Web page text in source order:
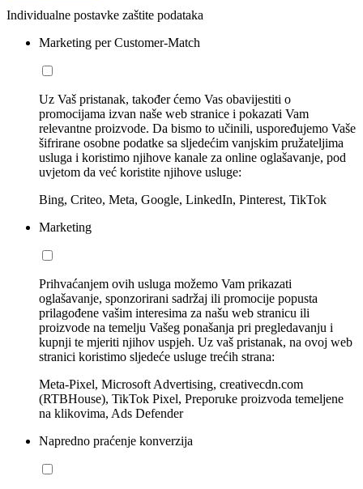
Individualne postavke zaštite podataka
Marketing per Customer-Match
Uz Vaš pristanak, također ćemo Vas obavijestiti o
promocijama izvan naše web stranice i pokazati Vam
relevantne proizvode. Da bismo to učinili, uspoređujemo Vaše
šifrirane osobne podatke sa sljedećim vanjskim pružateljima
usluga i koristimo njihove kanale za online oglašavanje, pod
uvjetom da već koristite njihove usluge:
Bing, Criteo, Meta, Google, LinkedIn, Pinterest, TikTok
Marketing
Prihvaćanjem ovih usluga možemo Vam prikazati
oglašavanje, sponzorirani sadržaj ili promocije popusta
prilagođene vašim interesima za našu web stranicu ili
proizvode na temelju Vašeg ponašanja pri pregledavanju i
kupnji te mjeriti njihov uspjeh. Uz vaš pristanak, na ovoj web
stranici koristimo sljedeće usluge trećih strana:
Meta-Pixel, Microsoft Advertising, creativecdn.com
(RTBHouse), TikTok Pixel, Preporuke proizvoda temeljene
na klikovima, Ads Defender
Napredno praćenje konverzija